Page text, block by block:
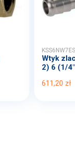
Wtyk
2) 6 (1/
611,20 zł